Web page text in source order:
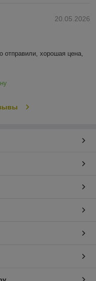
20.05.2026
отправили, хорошая цена,